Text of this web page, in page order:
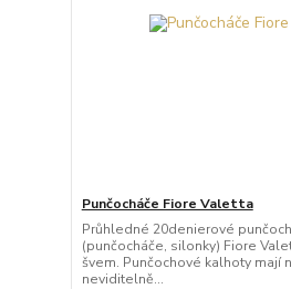
Punčocháče Fiore Valetta
Průhledné 20denierové
(punčocháče, silonky) Fiore
švem. Punčochové kalhoty mají
neviditelně...